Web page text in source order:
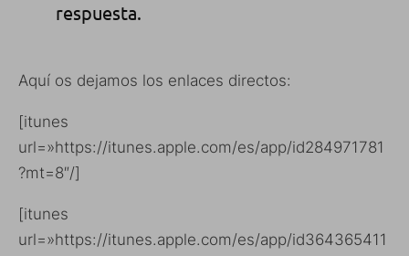
respuesta.
Aquí os dejamos los enlaces directos:
[itunes
url=»https://itunes.apple.com/es/app/id284971781
?mt=8″/]
[itunes
url=»https://itunes.apple.com/es/app/id364365411